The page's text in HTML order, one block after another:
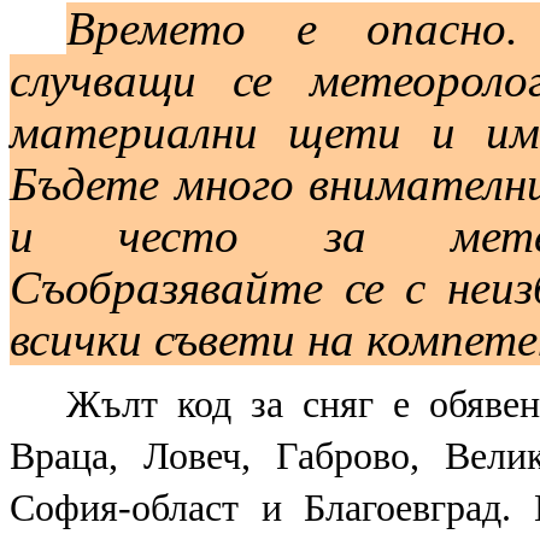
Времето е опасно.
случващи се
материални щети и
Бъдете много
и често за
Съобразявайте се с
всички съвети на
Жълт код за сняг е
Враца, Ловеч, Габрово,
София-област и